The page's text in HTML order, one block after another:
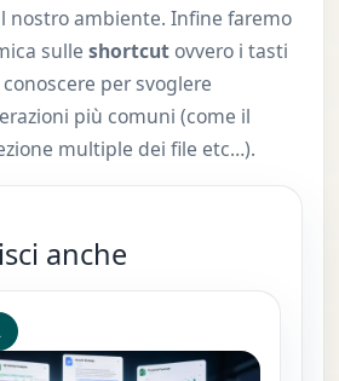
nostro ambiente. Infine faremo
sulle shortcutovvero i tasti
per svoglere
più comuni (come il
multiple dei file etc…).
anche